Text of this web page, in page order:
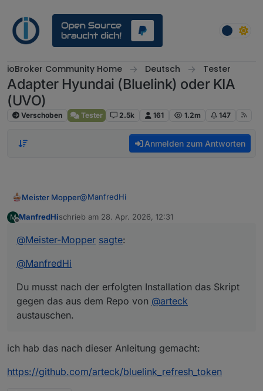
ioBroker Community Home Deutsch Tester
Adapter Hyundai (Bluelink) oder KIA
(UVO)
Verschoben Tester 2.5k 161 1.2m 147
Anmelden zum Antworten
Meister Mopper@ManfredHi
Du musst nach der erfolgten Installation das
austauschen.
M ManfredHischrieb am 28. Apr. 2026, 12:31
zuletzt editiert von
@Meister-Mopper sagte:
@ManfredHi
Du musst nach der erfolgten Installation das Skript
gegen das aus dem Repo von @arteck
austauschen.
ich hab das nach dieser Anleitung gemacht:
https://github.com/arteck/bluelink_refresh_token